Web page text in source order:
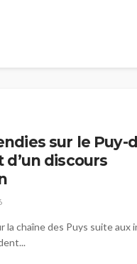
sur le Puy-
d’un discours
la chaîne des Puys suite aux